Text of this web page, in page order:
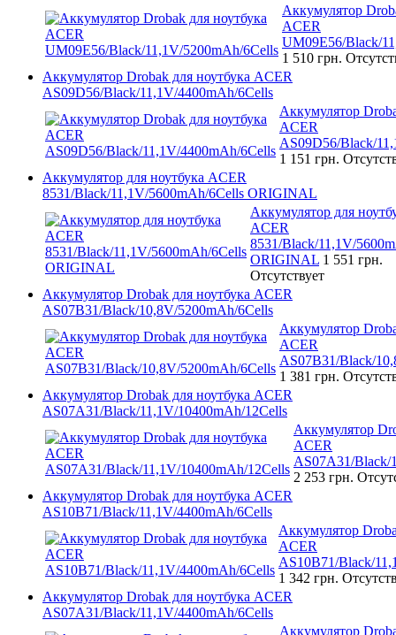
Аккумулятор
ACER
UM09E56/Black/
1 510 грн.
Аккумулятор Drobak для ноутбука ACER
AS09D56/Black/11,1V/4400mAh/6Cells
Аккумулятор
ACER
AS09D56/Black/
1 151 грн.
Аккумулятор для ноутбука ACER
8531/Black/11,1V/5600mAh/6Cells ORIGINAL
Аккумулятор для
ACER
8531/Black/11,1V/
ORIGINAL 1 551 грн.
Отсутствует
Аккумулятор Drobak для ноутбука ACER
AS07B31/Black/10,8V/5200mAh/6Cells
Аккумулятор
ACER
AS07B31/Black/
1 381 грн.
Аккумулятор Drobak для ноутбука ACER
AS07A31/Black/11,1V/10400mAh/12Cells
Аккумулятор
ACER
AS07A31/Black/
2 253 грн.
Аккумулятор Drobak для ноутбука ACER
AS10B71/Black/11,1V/4400mAh/6Cells
Аккумулятор
ACER
AS10B71/Black/
1 342 грн.
Аккумулятор Drobak для ноутбука ACER
AS07A31/Black/11,1V/4400mAh/6Cells
Аккумулятор